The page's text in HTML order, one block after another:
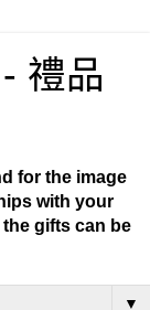
禮品
for the image
with your
gifts can be
▼